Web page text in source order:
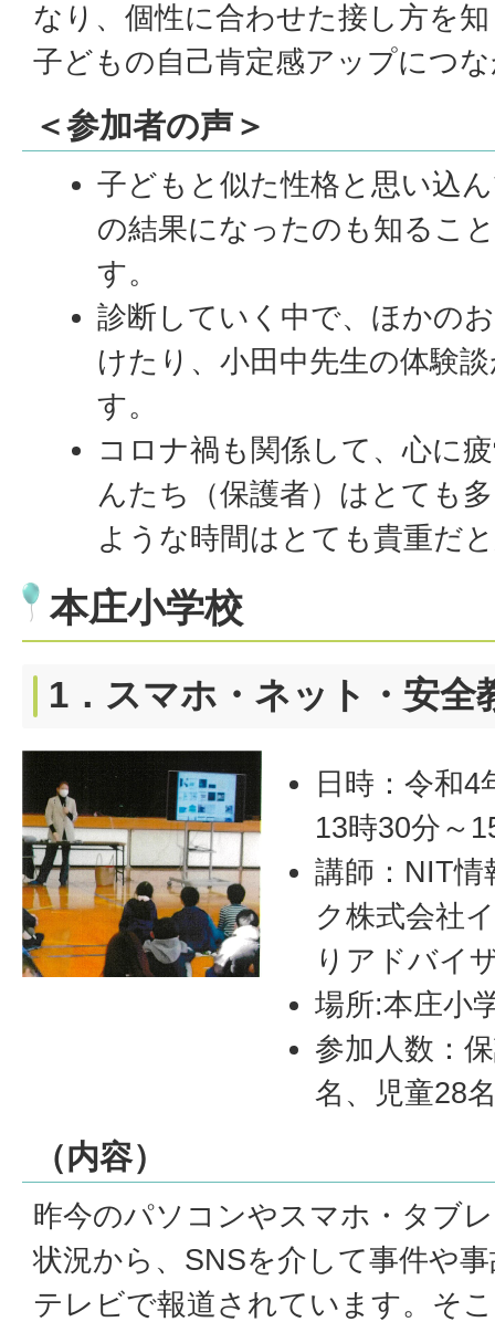
なり、個性に合わせた接し方を
子どもの自己肯定感アップにつ
＜参加者の声＞
子どもと似た性格と思い込
の結果になったのも知るこ
す。
診断していく中で、ほかの
けたり、小田中先生の体験
す。
コロナ禍も関係して、心に
んたち（保護者）はとても
ような時間はとても貴重だ
本庄小学校
1．スマホ・ネット・安全
日時：令和4
13時30分～
講師：NIT情
ク株式会社
りアドバイ
場所:本庄小
参加人数：
名、児童28
（内容）
昨今のパソコンやスマホ・タブ
状況から、SNSを介して事件や
テレビで報道されています。そ